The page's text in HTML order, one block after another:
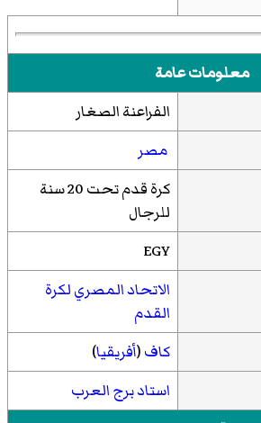
معلومات عامة
الفراعنة الصغار
مصر
كرة قدم تحت 20 سنة
للرجال
EGY
الاتحاد المصري لكرة
القدم
كاف(أفريقيا)
استاد برج العرب